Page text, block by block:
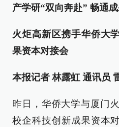
产学研“双向奔赴” 畅通
火炬高新区携手华侨大
果资本对接会
本报记者 林露虹 通讯员
昨日，华侨大学与厦门
校企科技创新成果资本